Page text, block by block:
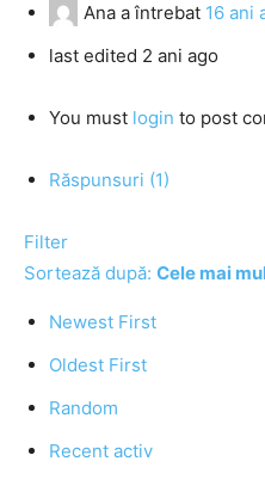
Ana a întrebat 16 ani
last edited 2 ani ago
You must login to post
Răspunsuri (1)
Filter
Sortează după: Cele mai
Newest First
Oldest First
Random
Recent activ